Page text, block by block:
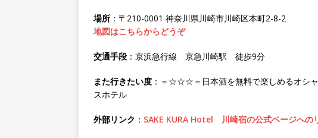
場所 ：〒210-0001 神奈川県川崎市川崎区本町2-8-2
地図はこちらからどうぞ
交通手段 ：京浜急行線 京急川崎駅 徒歩9分
また行きたい度 ：＝☆☆☆＝日本酒を無料で楽しめるオシ
スホテル
外部リンク ： SAKE KURA Hotel 川崎宿の公式ページへの